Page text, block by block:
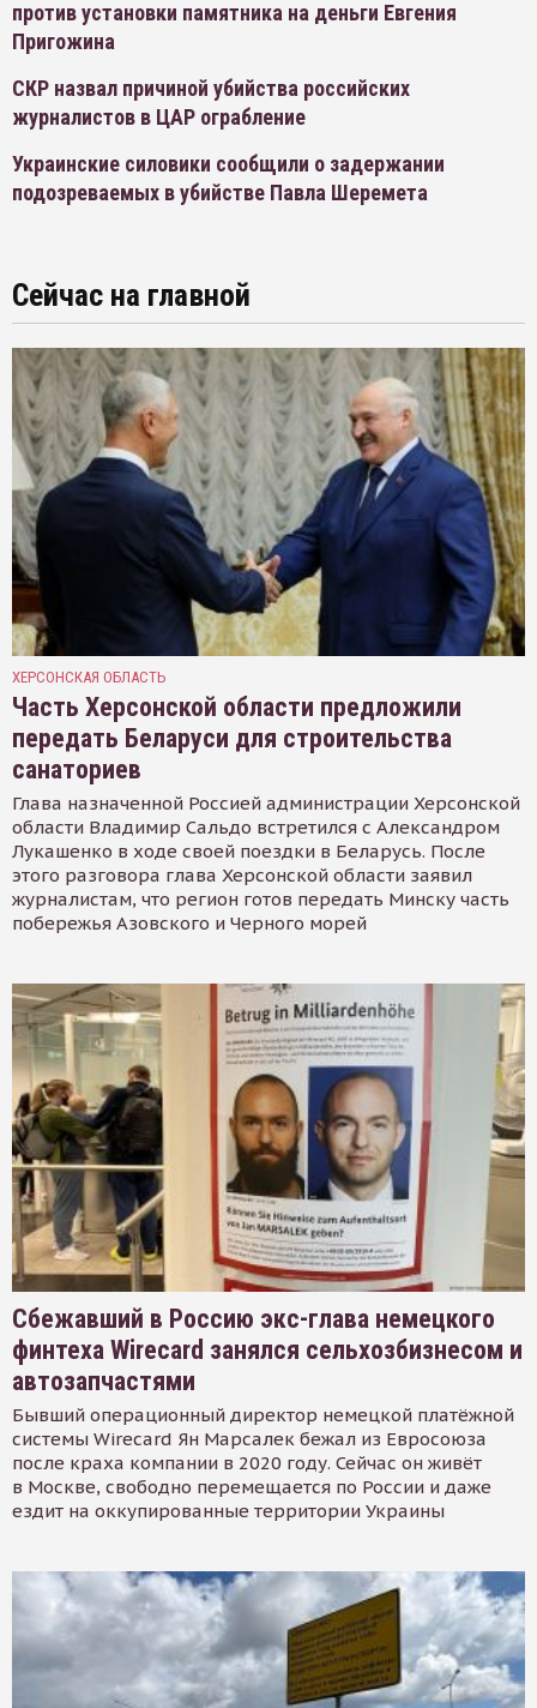
против установки памятника на деньги Евгения
Пригожина
СКР назвал причиной убийства российских
журналистов в ЦАР ограбление
Украинские силовики сообщили о задержании
подозреваемых в убийстве Павла Шеремета
Сейчас на главной
ХЕРСОНСКАЯ ОБЛАСТЬ
Часть Херсонской области предложили
передать Беларуси для строительства
санаториев
Глава назначенной Россией администрации Херсонской
области Владимир Сальдо встретился с Александром
Лукашенко в ходе своей поездки в Беларусь. После
этого разговора глава Херсонской области заявил
журналистам, что регион готов передать Минску часть
побережья Азовского и Черного морей
Сбежавший в Россию экс-глава немецкого
финтеха Wirecard занялся сельхозбизнесом и
автозапчастями
Бывший операционный директор немецкой платёжной
системы Wirecard Ян Марсалек бежал из Евросоюза
после краха компании в 2020 году. Сейчас он живёт
в Москве, свободно перемещается по России и даже
ездит на оккупированные территории Украины